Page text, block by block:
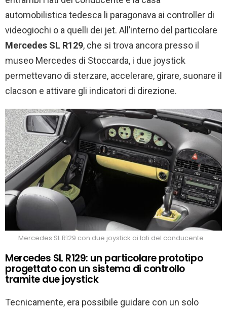
automobilistica tedesca li paragonava ai controller di
videogiochi o a quelli dei jet. All’interno del particolare
Mercedes SL R129, che si trova ancora presso il
museo Mercedes di Stoccarda, i due joystick
permettevano di sterzare, accelerare, girare, suonare il
clacson e attivare gli indicatori di direzione.
Mercedes SL R129 con due joystick ai lati del conducente
Mercedes SL R129: un particolare prototipo
progettato con un sistema di controllo
tramite due joystick
Tecnicamente, era possibile guidare con un solo